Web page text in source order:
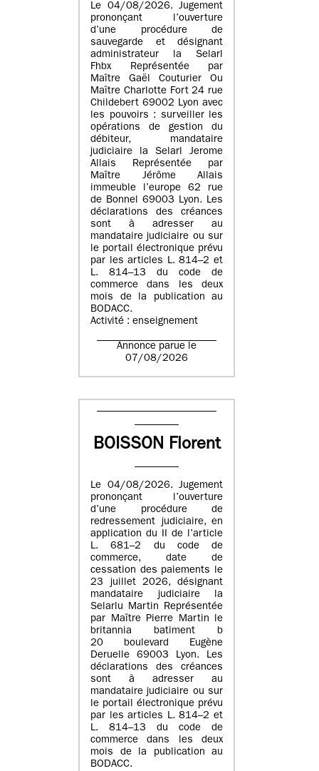
Le 04/08/2026. Jugement
prononçant l’ouverture
d’une procédure de
sauvegarde et désignant
administrateur la Selarl
Fhbx Représentée par
Maître Gaël Couturier Ou
Maître Charlotte Fort 24 rue
Childebert 69002 Lyon avec
les pouvoirs : surveiller les
opérations de gestion du
débiteur, mandataire
judiciaire la Selarl Jerome
Allais Représentée par
Maître Jérôme Allais
immeuble l’europe 62 rue
de Bonnel 69003 Lyon. Les
déclarations des créances
sont à adresser au
mandataire judiciaire ou sur
le portail électronique prévu
par les articles L. 814–2 et
L. 814–13 du code de
commerce dans les deux
mois de la publication au
BODACC.
Activité : enseignement
Annonce parue le
07/08/2026
BOISSON Florent
Le 04/08/2026. Jugement
prononçant l’ouverture
d’une procédure de
redressement judiciaire, en
application du II de l’article
L. 681–2 du code de
commerce, date de
cessation des paiements le
23 juillet 2026, désignant
mandataire judiciaire la
Selarlu Martin Représentée
par Maître Pierre Martin le
britannia batiment b
20 boulevard Eugène
Deruelle 69003 Lyon. Les
déclarations des créances
sont à adresser au
mandataire judiciaire ou sur
le portail électronique prévu
par les articles L. 814–2 et
L. 814–13 du code de
commerce dans les deux
mois de la publication au
BODACC.